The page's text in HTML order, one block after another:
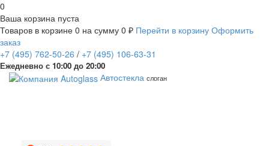
0
Ваша корзина пуста
Товаров в корзине 0 на сумму 0 ₽ Перейти в корзину Оформить
заказ
+7 (495) 762-50-26 / +7 (495) 106-63-31
Ежедневно с 10:00 до 20:00
Автостекла слоган